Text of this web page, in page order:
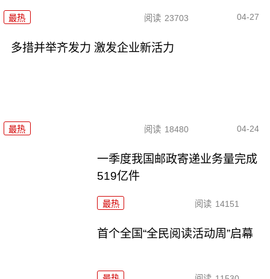
最热 阅读 23703 04-27
多措并举齐发力 激发企业新活力
最热 阅读 18480 04-24
一季度我国邮政寄递业务量完成
519亿件
最热 阅读 14151
首个全国“全民阅读活动周”启幕